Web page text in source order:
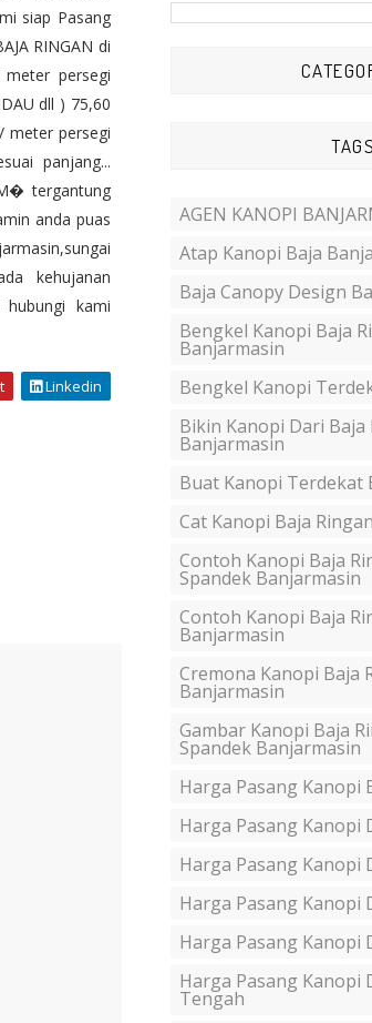
siap Pasang
RINGAN di
meter persegi
dll ) 75,60
meter persegi
panjang...
tergantung
anda puas
kehujanan
kami
Linkedin
TAGS
AGEN KANOPI
Atap Kanopi Baja
Baja Canopy Design
Bengkel Kanopi Baja
Banjarmasin
Bengkel Kanopi
Bikin Kanopi Dari Baja
Banjarmasin
Buat Kanopi Terdekat
Cat Kanopi Baja
Contoh Kanopi Baja
Spandek Banjarmasin
Contoh Kanopi Baja
Banjarmasin
Cremona Kanopi Baja
Banjarmasin
Gambar Kanopi Baja
Spandek Banjarmasin
Harga Pasang Kanopi
Harga Pasang Kanopi
Harga Pasang Kanopi
Harga Pasang Kanopi
Harga Pasang Kanopi
Harga Pasang Kanopi
Tengah